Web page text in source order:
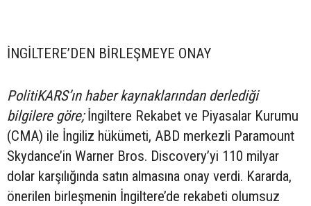
İNGİLTERE’DEN BİRLEŞMEYE ONAY
PolitiKARS’ın haber kaynaklarından derlediği
bilgilere göre;İngiltere Rekabet ve Piyasalar Kurumu
(CMA) ile İngiliz hükümeti, ABD merkezli Paramount
Skydance’in Warner Bros. Discovery’yi 110 milyar
dolar karşılığında satın almasına onay verdi. Kararda,
önerilen birleşmenin İngiltere’de rekabeti olumsuz